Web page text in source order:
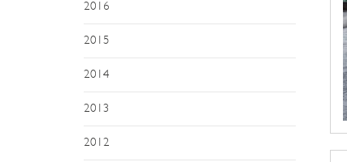
2016
2015
2014
2013
2012